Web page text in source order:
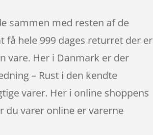
sammen med resten af de
hele 999 dages returret der er
vare. Her i Danmark er der
– Rust i den kendte
varer. Her i online shoppens
du varer online er varerne